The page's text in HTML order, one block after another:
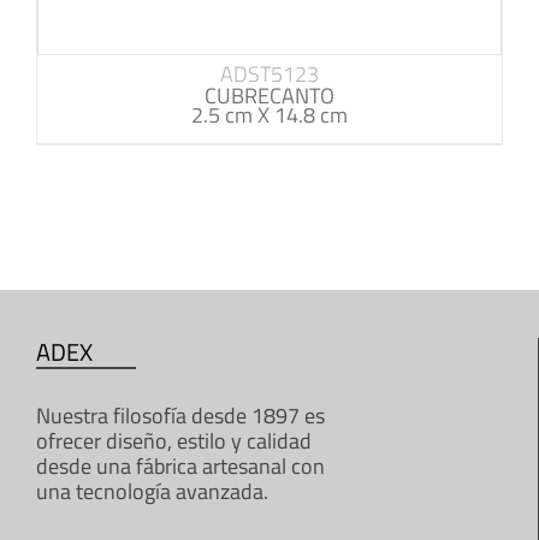
ADST5123
CUBRECANTO
2.5 cm X 14.8 cm
ADEX
Nuestra filosofía desde 1897 es
ofrecer diseño, estilo y calidad
desde una fábrica artesanal con
una tecnología avanzada.